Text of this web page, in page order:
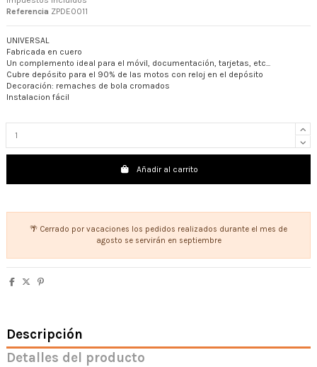
Referencia ZPDE0011
UNIVERSAL
Fabricada en cuero
Un complemento ideal para el móvil, documentación, tarjetas, etc...
Cubre depósito para el 90% de las motos con reloj en el depósito
Decoración: remaches de bola cromados
Instalacion fácil
Añadir al carrito
🌴 Cerrado por vacaciones los pedidos realizados durante el mes de
agosto se servirán en septiembre
Descripción
Detalles del producto